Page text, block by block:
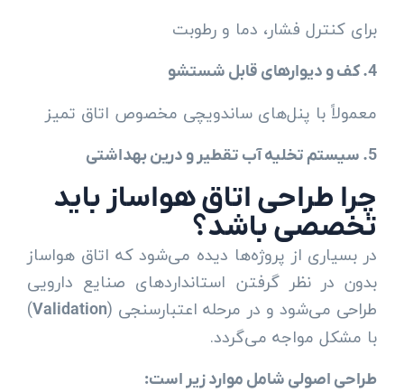
برای کنترل فشار، دما و رطوبت
4. کف و دیوارهای قابل شستشو
معمولاً با پنل‌های ساندویچی مخصوص اتاق تمیز
5. سیستم تخلیه آب تقطیر و درین بهداشتی
چرا طراحی اتاق هواساز باید
تخصصی باشد؟
در بسیاری از پروژه‌ها دیده می‌شود که اتاق هواساز
بدون در نظر گرفتن استانداردهای صنایع دارویی
طراحی می‌شود و در مرحله اعتبارسنجی (Validation
)
با مشکل مواجه می‌گردد.
طراحی اصولی شامل موارد زیر است: